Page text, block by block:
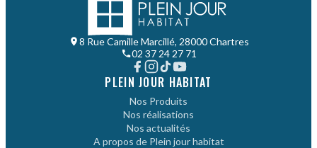
8 Rue Camille Marcillé, 28000 Chartres
02 37 24 27 71
PLEIN JOUR HABITAT
Nos Produits
Nos réalisations
Nos actualités
A propos de Plein jour habitat